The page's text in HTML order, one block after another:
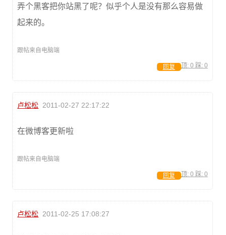
弄个黑客把你站黑了呢？似乎个人是没有那么容易做
起来的。
跟帖来自电脑端
顶: 0 踩: 0
回复
卢松松 2011-02-27 22:17:22
在微博客更新啦
跟帖来自电脑端
顶: 0 踩: 0
回复
卢松松 2011-02-25 17:08:27